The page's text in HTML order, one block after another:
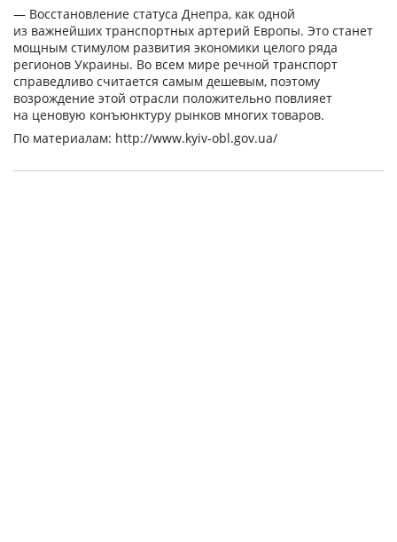
— Восстановление статуса Днепра, как одной
из важнейших транспортных артерий Европы. Это станет
мощным стимулом развития экономики целого ряда
регионов Украины. Во всем мире речной транспорт
справедливо считается самым дешевым, поэтому
возрождение этой отрасли положительно повлияет
на ценовую конъюнктуру рынков многих товаров.
По материалам: http://www.kyiv-obl.gov.ua/